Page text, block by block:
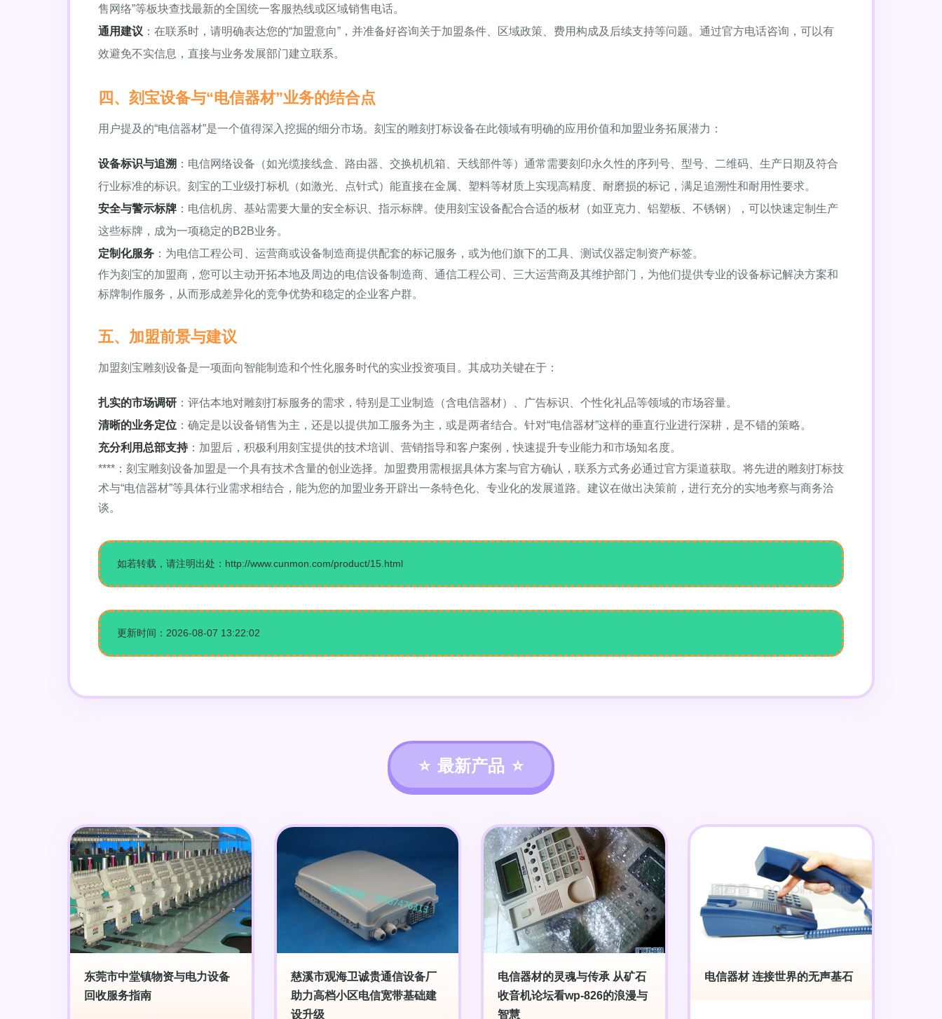
售网络”等板块查找最新的全国统一客服热线或区域销售电话。
通用建议 ：在联系时，请明确表达您的“加盟意向”，并准备好咨询关于加盟条件、区域政策、费用构成及后续支持等问题。通过官方电话咨询，可以有
效避免不实信息，直接与业务发展部门建立联系。
四、刻宝设备与“电信器材”业务的结合点
用户提及的“电信器材”是一个值得深入挖掘的细分市场。刻宝的雕刻打标设备在此领域有明确的应用价值和加盟业务拓展潜力：
设备标识与追溯 ：电信网络设备（如光缆接线盒、路由器、交换机机箱、天线部件等）通常需要刻印永久性的序列号、型号、二维码、生产日期及符合
行业标准的标识。刻宝的工业级打标机（如激光、点针式）能直接在金属、塑料等材质上实现高精度、耐磨损的标记，满足追溯性和耐用性要求。
安全与警示标牌 ：电信机房、基站需要大量的安全标识、指示标牌。使用刻宝设备配合合适的板材（如亚克力、铝塑板、不锈钢），可以快速定制生产
这些标牌，成为一项稳定的B2B业务。
定制化服务 ：为电信工程公司、运营商或设备制造商提供配套的标记服务，或为他们旗下的工具、测试仪器定制资产标签。
作为刻宝的加盟商，您可以主动开拓本地及周边的电信设备制造商、通信工程公司、三大运营商及其维护部门，为他们提供专业的设备标记解决方案和
标牌制作服务，从而形成差异化的竞争优势和稳定的企业客户群。
五、加盟前景与建议
加盟刻宝雕刻设备是一项面向智能制造和个性化服务时代的实业投资项目。其成功关键在于：
扎实的市场调研 ：评估本地对雕刻打标服务的需求，特别是工业制造（含电信器材）、广告标识、个性化礼品等领域的市场容量。
清晰的业务定位 ：确定是以设备销售为主，还是以提供加工服务为主，或是两者结合。针对“电信器材”这样的垂直行业进行深耕，是不错的策略。
充分利用总部支持：加盟后，积极利用刻宝提供的技术培训、营销指导和客户案例，快速提升专业能力和市场知名度。
****：刻宝雕刻设备加盟是一个具有技术含量的创业选择。加盟费用需根据具体方案与官方确认，联系方式务必通过官方渠道获取。将先进的雕刻打标技
术与“电信器材”等具体行业需求相结合，能为您的加盟业务开辟出一条特色化、专业化的发展道路。建议在做出决策前，进行充分的实地考察与商务洽
谈。
如若转载，请注明出处：http://www.cunmon.com/product/15.html
更新时间：2026-08-07 13:22:02
最新产品
东莞市中堂镇物资与电力设备
回收服务指南
慈溪市观海卫诚贵通信设备厂
助力高档小区电信宽带基础建
设升级
电信器材的灵魂与传承 从矿石
收音机论坛看wp-826的浪漫与
智慧
电信器材 连接世界的无声基石